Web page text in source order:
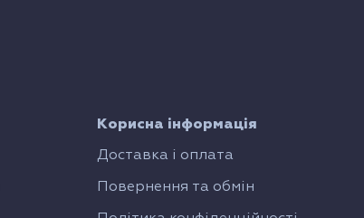
Корисна інформація
Доставка і оплата
Повернення та обмін